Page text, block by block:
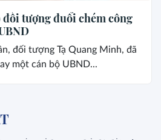
tượng đuổi chém công
đối tượng Tạ Quang Minh, đã
một cán bộ UBND...